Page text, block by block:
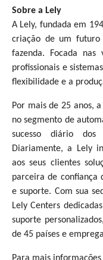
Sobre a Lely
A Lely, fundada em
criação de um futuro
fazenda. Focada nas
profissionais e
flexibilidade e a
Por mais de 25 anos,
no segmento de
sucesso diário
Diariamente, a Lely
aos seus clientes
parceira de confiança
e suporte. Com sua
Lely Centers
suporte
de 45 países e